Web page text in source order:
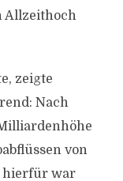
Allzeithoch
zeigte
Nach
von
hierfür war